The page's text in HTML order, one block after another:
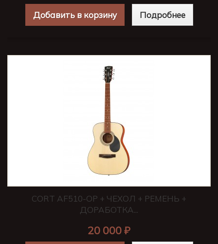
Добавить в корзину Подробнее
CORT AF510-OP + ЧЕХОЛ + РЕМЕНЬ +
ДОРАБОТКА...
20 000 ₽